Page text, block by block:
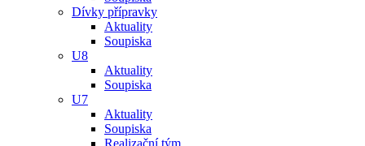
Dívky přípravky
Aktuality
Soupiska
U8
Aktuality
Soupiska
U7
Aktuality
Soupiska
Realizační tým